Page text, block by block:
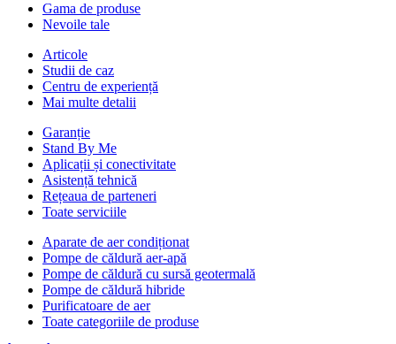
Gama de produse
Nevoile tale
Articole
Studii de caz
Centru de experiență
Mai multe detalii
Garanție
Stand By Me
Aplicații și conectivitate
Asistență tehnică
Rețeaua de parteneri
Toate serviciile
Aparate de aer condiționat
Pompe de căldură aer-apă
Pompe de căldură cu sursă geotermală
Pompe de căldură hibride
Purificatoare de aer
Toate categoriile de produse